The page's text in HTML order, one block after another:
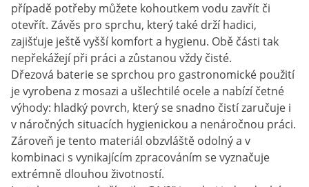
případě potřeby můžete kohoutkem vodu zavřít či
otevřít. Závěs pro sprchu, který také drží hadici,
zajišťuje ještě vyšší komfort a hygienu. Obě části tak
nepřekážejí při práci a zůstanou vždy čisté.
Dřezová baterie se sprchou pro gastronomické použití
je vyrobena z mosazi a ušlechtilé ocele a nabízí četné
výhody: hladký povrch, který se snadno čistí zaručuje i
v náročných situacích hygienickou a nenáročnou práci.
Zároveň je tento materiál obzvláště odolný a v
kombinaci s vynikajícím zpracováním se vyznačuje
extrémně dlouhou životností.